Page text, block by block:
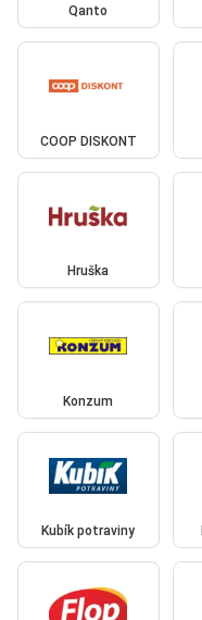
Qanto
COOP DISKONT
Hruška
Konzum
Kubík potraviny